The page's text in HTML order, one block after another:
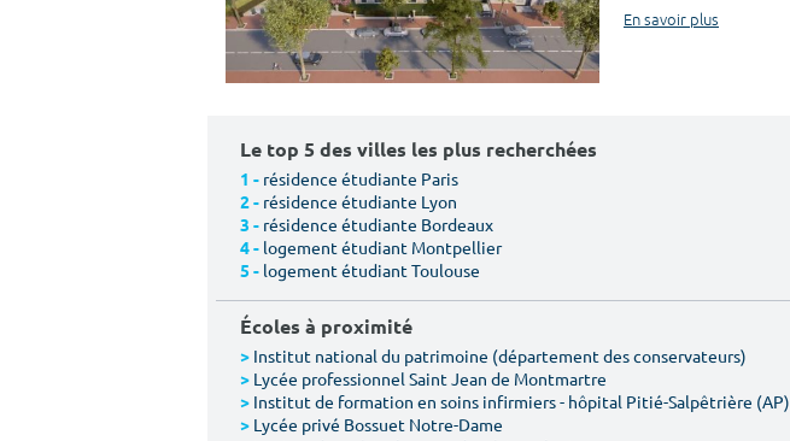
En savoir plus
Le top 5 des villes les plus recherchées
1 - résidence étudiante Paris
2 - résidence étudiante Lyon
3 - résidence étudiante Bordeaux
4 - logement étudiant Montpellier
5 - logement étudiant Toulouse
Écoles à proximité
> Institut national du patrimoine (département des conservateurs)
> Lycée professionnel Saint Jean de Montmartre
> Institut de formation en soins infirmiers - hôpital Pitié-Salpêtrière (AP)
> Lycée privé Bossuet Notre-Dame